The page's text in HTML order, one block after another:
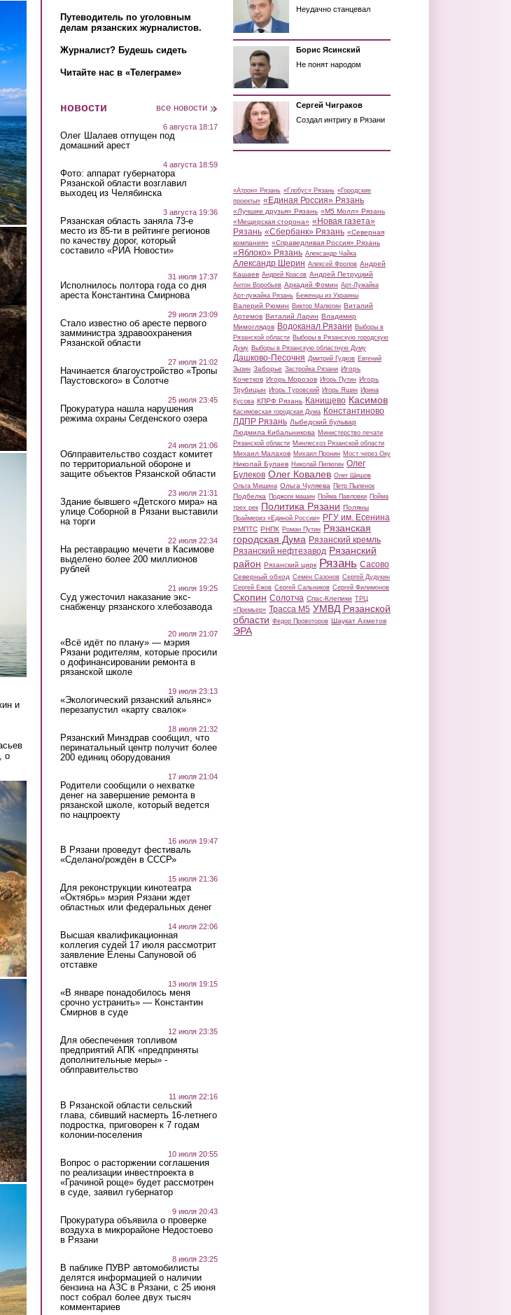
и
о
Путеводитель по уголовным
делам рязанских журналистов.
Журналист? Будешь сидеть
Читайте нас в «Телеграме»
новости все новости
6 августа 18:17
Олег Шалаев отпущен под
домашний арест
4 августа 18:59
Фото: аппарат губернатора
Рязанской области возглавил
выходец из Челябинска
3 августа 19:36
Рязанская область заняла 73-е
место из 85-ти в рейтинге регионов
по качеству дорог, который
составило «РИА Новости»
31 июля 17:37
Исполнилось полтора года со дня
ареста Константина Смирнова
29 июля 23:09
Стало известно об аресте первого
замминистра здравоохранения
Рязанской области
27 июля 21:02
Начинается благоустройство «Тропы
Паустовского» в Солотче
25 июля 23:45
Прокуратура нашла нарушения
режима охраны Сегденского озера
24 июля 21:06
Облправительство создаст комитет
по территориальной обороне и
защите объектов Рязанской области
23 июля 21:31
Здание бывшего «Детского мира» на
улице Соборной в Рязани выставили
на торги
22 июля 22:34
На реставрацию мечети в Касимове
выделено более 200 миллионов
рублей
21 июля 19:25
Суд ужесточил наказание экс-
снабженцу рязанского хлебозавода
20 июля 21:07
«Всё идёт по плану» — мэрия
Рязани родителям, которые просили
о дофинансировании ремонта в
рязанской школе
19 июля 23:13
«Экологический рязанский альянс»
перезапустил «карту свалок»
18 июля 21:32
Рязанский Минздрав сообщил, что
перинатальный центр получит более
200 единиц оборудования
17 июля 21:04
Родители сообщили о нехватке
денег на завершение ремонта в
рязанской школе, который ведется
по нацпроекту
16 июля 19:47
В Рязани проведут фестиваль
«Сделано/рождён в СССР»
15 июля 21:36
Для реконструкции кинотеатра
«Октябрь» мэрия Рязани ждет
областных или федеральных денег
14 июля 22:06
Высшая квалификационная
коллегия судей 17 июля рассмотрит
заявление Елены Сапуновой об
отставке
13 июля 19:15
«В январе понадобилось меня
срочно устранить» — Константин
Смирнов в суде
12 июля 23:35
Для обеспечения топливом
предприятий АПК «предприняты
дополнительные меры» -
облправительство
11 июля 22:16
В Рязанской области сельский
глава, сбивший насмерть 16-летнего
подростка, приговорен к 7 годам
колонии-поселения
10 июля 20:55
Вопрос о расторжении соглашения
по реализации инвестпроекта в
«Грачиной роще» будет рассмотрен
в суде, заявил губернатор
9 июля 20:43
Прокуратура объявила о проверке
воздуха в микрорайоне Недостоево
в Рязани
8 июля 23:25
В паблике ПУВР автомобилисты
делятся информацией о наличии
бензина на АЗС в Рязани, с 25 июня
пост собрал более двух тысяч
комментариев
Неудачно станцевал
Борис Ясинский
Не понят народом
Сергей Чиграков
Создал интригу в Рязани
«Атрон» Рязань «Глобус» Рязань «Городские
проекты» «Единая Россия» Рязань
«Лучшие друзья» Рязань «М5 Молл» Рязань
«Мещерская сторона» «Новая газета»
Рязань «Сбербанк» Рязань «Северная
компания» «Справедливая Россия» Рязань
«Яблоко» Рязань Александр Чайка
Александр Шерин Алексей Фролов Андрей
Кашаев Андрей Красов Андрей Петруцкий
Антон Воробьев Аркадий Фомин Арт-Лужайка
Арт-лужайка Рязань Беженцы из Украины
Валерий Рюмин Виктор Малюгин Виталий
Артемов Виталий Ларин Владимир
Мимоглядов Водоканал Рязани Выборы в
Рязанской области Выборы в Рязанскую городскую
Думу Выборы в Рязанскую областную Думу
Дашково-Песочня Дмитрий Гудков Евгений
Зызин Заборье Застройка Рязани Игорь
Кочетков Игорь Морозов Игорь Путин Игорь
Трубицын Игорь Туровский Игорь Яшин Ирина
Кусова КПРФ Рязань Канищево Касимов
Касимовская городская Дума Константиново
ЛДПР Рязань Лыбедский бульвар
Людмила Кибальникова Министерство печати
Рязанской области Минлесхоз Рязанской области
Михаил Малахов Михаил Пронин Мост через Оку
Николай Булаев Николай Пилюгин Олег
Булеков Олег Ковалев Олег Шишов
Ольга Мишина Ольга Чуляева Петр Пыленок
Подбелка Поджоги машин Пойма Павловки Пойма
трех рек Политика Рязани Поляны
Праймериз «Единой России» РГУ им. Есенина
РМПТС РНПК Роман Путин Рязанская
городская Дума Рязанский кремль
Рязанский нефтезавод Рязанский
район Рязанский цирк Рязань Сасово
Северный обход Семен Сазонов Сергей Дудукин
Сергей Ежов Сергей Сальников Сергей Филимонов
Скопин Солотча Спас-Клепики ТРЦ
«Премьер» Трасса М5 УМВД Рязанской
области Федор Провоторов Шаукат Ахметов
ЭРА